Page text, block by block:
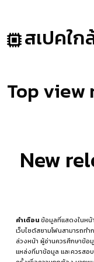
สเปคใก
Top view
New
คำเตือนข้อมูลที่แสดงในหน้
เว็บไซต์สยามโฟนสามารถท
ล่วงหน้า ผู้อ่านควรศึกษาข้อ
แหล่งที่มาข้อมูล และควรสอ